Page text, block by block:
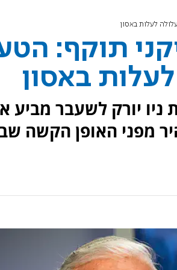
לעלות באסון
תוקף:
באסון
ניו יורק לשעבר מביע
מפני האופן הקשה